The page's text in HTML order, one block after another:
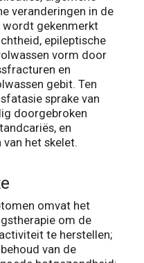
veranderingen in de
wordt gekenmerkt
epileptische
vorm door
en
gebit. Ten
sprake van
doorgebroken
en
het skelet.
omvat het
om de
te herstellen;
van de